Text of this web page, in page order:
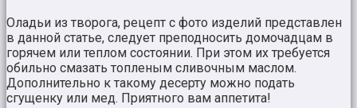
Оладьи из творога, рецепт с фото изделий представлен
в данной статье, следует преподносить домочадцам в
горячем или теплом состоянии. При этом их требуется
обильно смазать топленым сливочным маслом.
Дополнительно к такому десерту можно подать
сгущенку или мед. Приятного вам аппетита!